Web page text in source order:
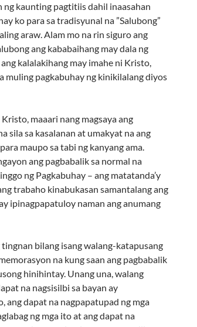
ng kaunting pagtitiis dahil inaasahan
ko para sa tradisyunal na ”Salubong”
araw. Alam mo na rin siguro ang
ang kababaihang may dala ng
kalalakihang may imahe ni Kristo,
muling pagkabuhay ng kinikilalang diyos
maaari nang magsaya ang
sila sa kasalanan at umakyat na ang
maupo sa tabi ng kanyang ama.
ang pagbabalik sa normal na
ng Pagkabuhay – ang matatanda’y
trabaho kinabukasan samantalang ang
ipinagpapatuloy naman ang anumang
bilang isang walang-katapusang
na kung saan ang pagbabalik
hinihintay. Unang una, walang
na nagsisilbi sa bayan ay
ang dapat na nagpapatupad ng mga
ng mga ito at ang dapat na